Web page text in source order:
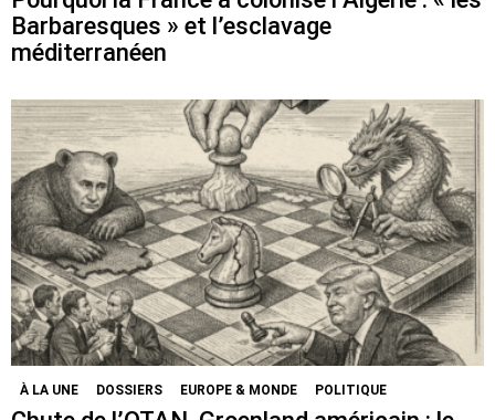
Barbaresques » et l’esclavage
méditerranéen
À LA UNE DOSSIERS EUROPE & MONDE POLITIQUE